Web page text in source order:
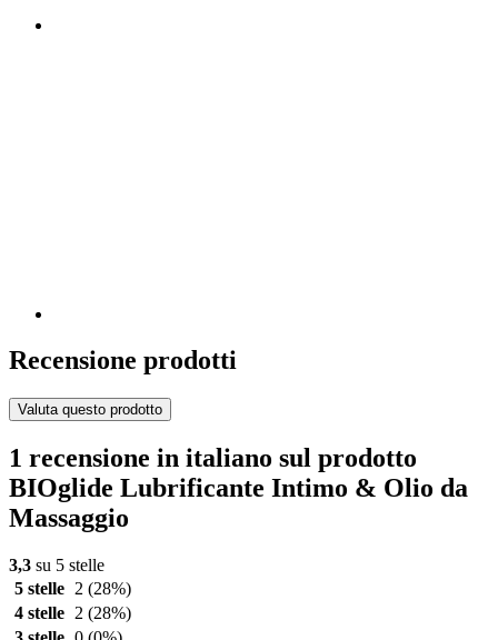
Recensione prodotti
Valuta questo prodotto
1 recensione in italiano sul prodotto
BIOglide Lubrificante Intimo & Olio da
Massaggio
3,3 su 5 stelle
5 stelle
2 (28%)
4 stelle
2 (28%)